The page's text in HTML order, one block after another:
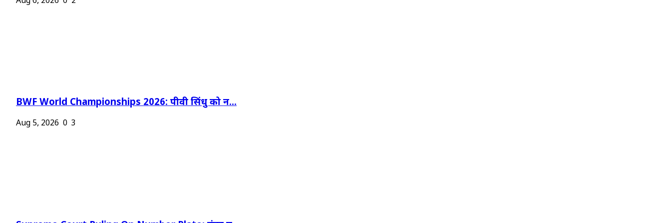
BWF World Championships 2026: पीवी सिंधु को न...
Aug 5, 2026 0 3